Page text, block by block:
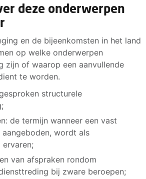
deze onderwerpen
en de bijeenkomsten in het land
op welke onderwerpen
zijn of waarop een aanvullende
te worden.
structurele
de termijn wanneer een vast
wordt als
van afspraken rondom
bij zware beroepen;